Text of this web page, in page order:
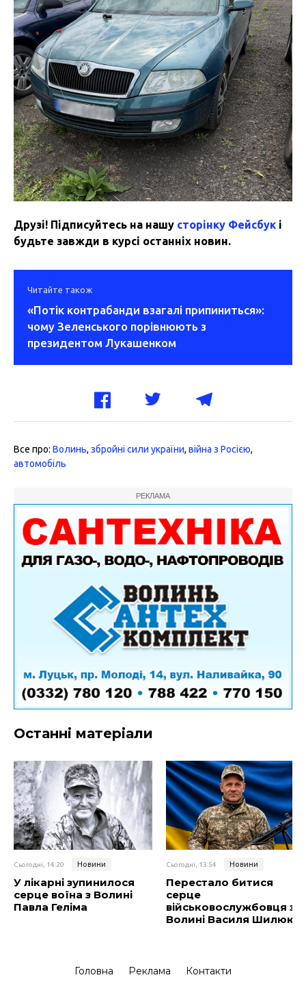
Друзі! Підписуйтесь на нашу сторінку Фейсбук і
будьте завжди в курсі останніх новин.
Читайте також
«Потік контрабанди взагалі припиниться»:
чому Зеленського порівнюють з
президентом Лукашенком
Все про: Волинь, збройні сили україни, війна з Росією,
автомобіль
РЕКЛАМА
Останні матеріали
Сьогодні, 14:20 Новини
У лікарні зупинилося
серце воїна з Волині
Павла Геліма
Сьогодні, 13:54 Новини
Перестало битися
серце
військовослужбовця з
Волині Василя Шилюка
Головна Реклама Контакти